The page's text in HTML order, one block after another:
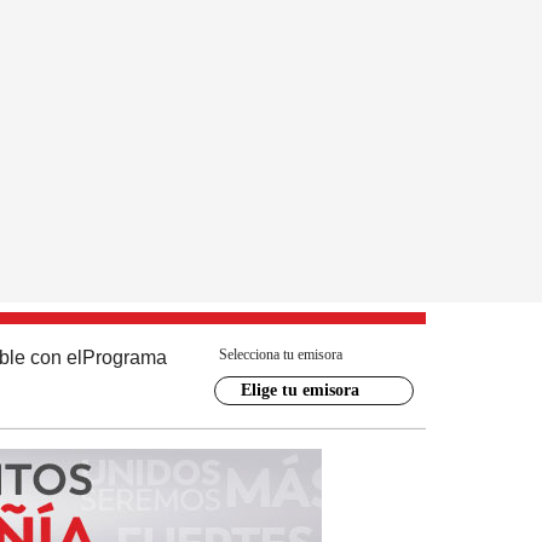
con el Programa Selecciona tu emisora
Elige tu emisora